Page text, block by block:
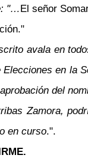
"…El señor
avala en
en la
del
Zamora,
en curso.".